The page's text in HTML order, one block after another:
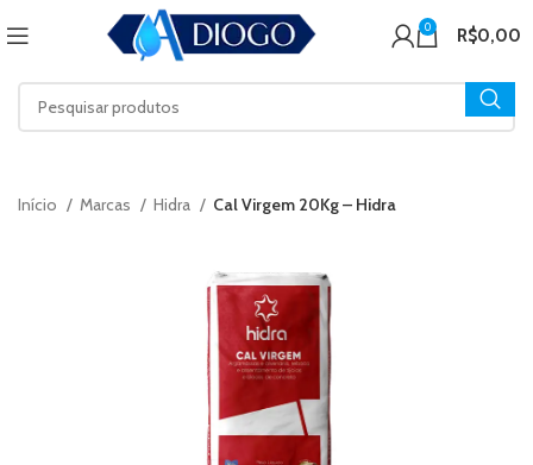
0 R$0,00
Início Marcas Hidra Cal Virgem 20Kg – Hidra